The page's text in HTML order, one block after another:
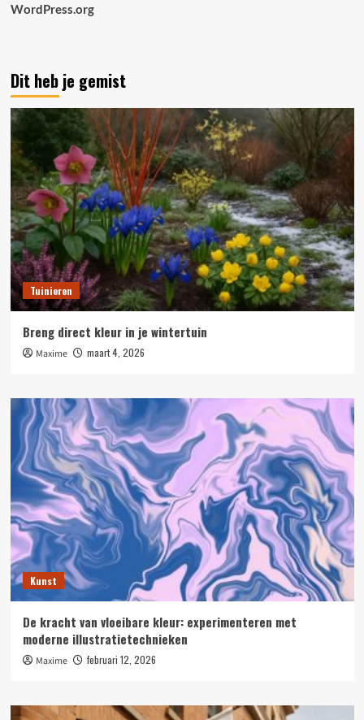
WordPress.org
Dit heb je gemist
Tuinieren
Breng direct kleur in je wintertuin
Maxime maart 4, 2026
Kunst
De kracht van vloeibare kleur: experimenteren met
moderne illustratietechnieken
Maxime februari 12, 2026